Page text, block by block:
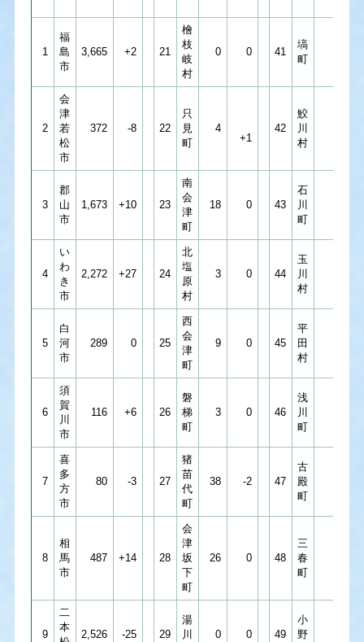
1
福
島
市
3,665 +2 21
檜
枝
岐
村
0 0 41
塙
町
2
会
津
若
松
市
372 -8 22
只
見
町
4
+1
42
鮫
川
村
3
郡
山
市
1,673 +10 23
南
会
津
町
18 0 43
石
川
町
4
い
わ
き
市
2,272 +27 24
北
塩
原
村
3 0 44
玉
川
村
5
白
河
市
289 0 25
西
会
津
町
9 0 45
平
田
村
6
須
賀
川
市
116 +6 26
磐
梯
町
3 0 46
浅
川
町
7
喜
多
方
市
80 -3 27
猪
苗
代
町
38 -2 47
古
殿
町
8
相
馬
市
487 +14 28
会
津
坂
下
町
26 0 48
三
春
町
9
二
本
2,526 -25 29
湯
川
0 0 49
小
野